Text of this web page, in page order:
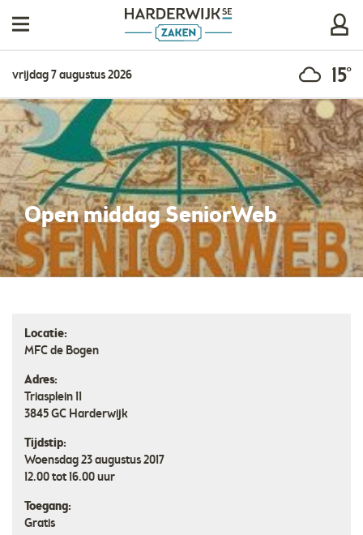
vrijdag 7 augustus 2026 15°
Open middag SeniorWeb
Locatie:
MFC de Bogen
Adres:
Triasplein 11
3845 GC Harderwijk
Tijdstip:
Woensdag 23 augustus 2017
12.00 tot 16.00 uur
Toegang:
Gratis